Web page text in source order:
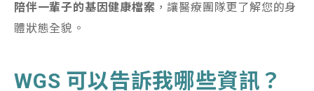
陪伴一輩子的基因健康檔案 ，讓醫療團隊更了解您的身
體狀態全貌。
WGS 可以告訴我哪些資訊？